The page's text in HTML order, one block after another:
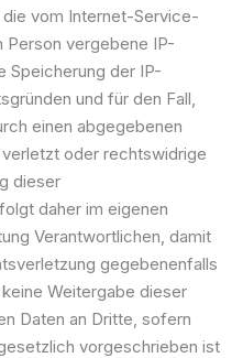
vom Internet-Service-
vergebene IP-
Speicherung der IP-
und für den Fall,
einen abgegebenen
oder rechtswidrige
dieser
daher im eigenen
Verantwortlichen, damit
gegebenenfalls
Weitergabe dieser
Daten an Dritte, sofern
vorgeschrieben ist